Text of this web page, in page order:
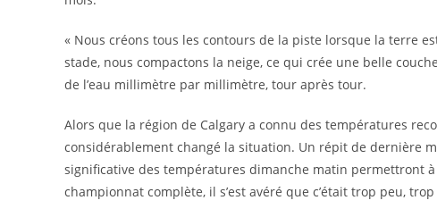
« Nous créons tous les contours de la piste lorsque la terre
stade, nous compactons la neige, ce qui crée une belle
de l’eau millimètre par millimètre, tour après tour.
Alors que la région de Calgary a connu des températures
considérablement changé la situation. Un répit de dernière
significative des températures dimanche matin permettront à
championnat complète, il s’est avéré que c’était trop peu,